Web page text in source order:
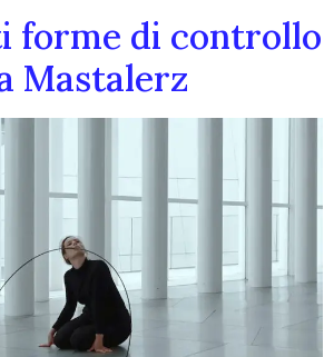
forme di controllo
Mastalerz